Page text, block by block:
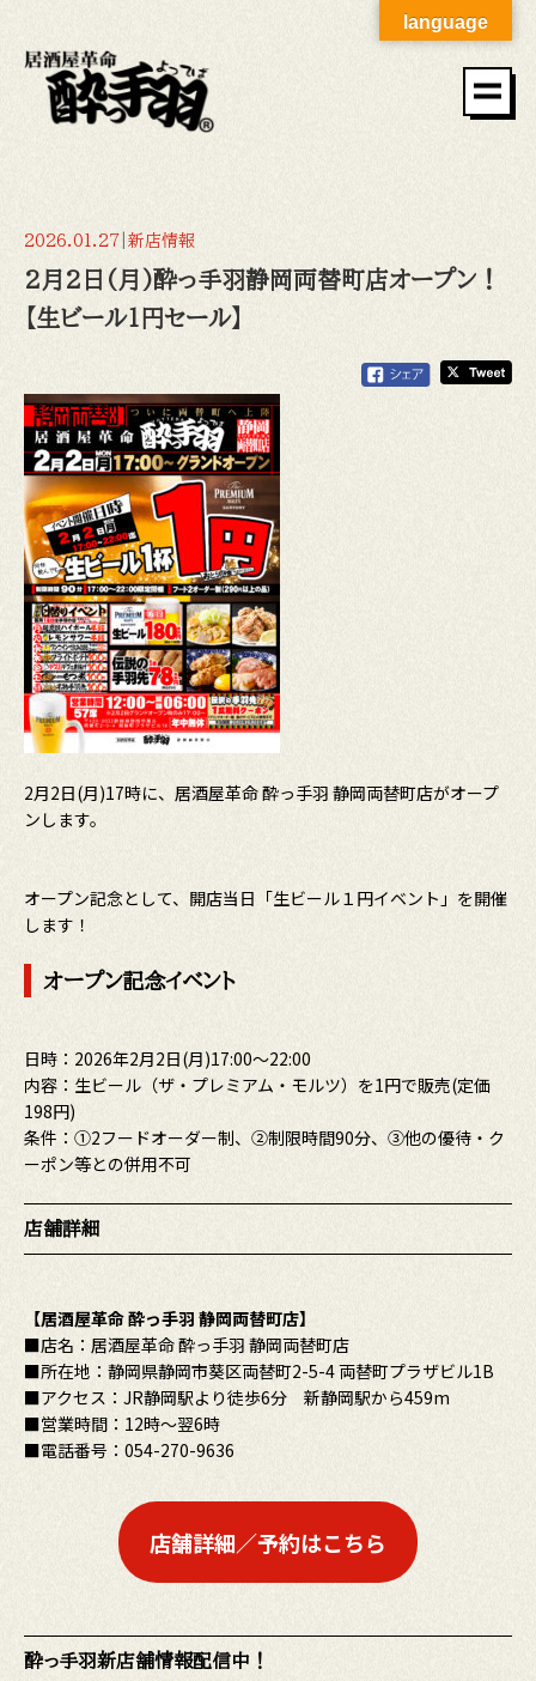
2026.01.27 新店情報
2月2日(月)酔っ手羽静岡両替町店オープン！
【生ビール1円セール】
2月2日(月)17時に、居酒屋革命 酔っ手羽 静岡両替町店がオープ
ンします。
オープン記念として、開店当日「生ビール１円イベント」を開催
します！
オープン記念イベント
日時：2026年2月2日(月)17:00～22:00
内容：生ビール（ザ・プレミアム・モルツ）を1円で販売(定価
198円)
条件：①2フードオーダー制、②制限時間90分、③他の優待・ク
ーポン等との併用不可
店舗詳細
【居酒屋革命 酔っ手羽 静岡両替町店】
■店名：居酒屋革命 酔っ手羽 静岡両替町店
■所在地：静岡県静岡市葵区両替町2-5-4 両替町プラザビル1B
■アクセス：JR静岡駅より徒歩6分 新静岡駅から459m
■営業時間：12時〜翌6時
■電話番号：054-270-9636
店舗詳細／予約はこちら
酔っ手羽新店舗情報配信中！
language